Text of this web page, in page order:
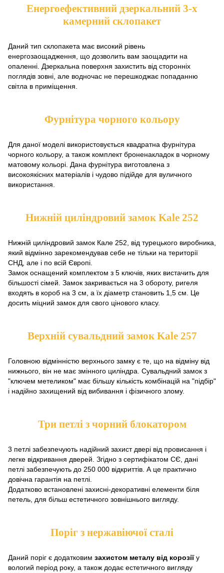
Енергоефективний дзеркальний 3-х
камерний склопакет
Даний тип склопакета має високий рівень
енергозаощадження, що дозволить вам заощадити на
опаленні. Дзеркальна поверхня захистить від сторонніх
поглядів зовні, але водночас не перешкоджає попаданню
світла в приміщення.
Фурнітура чорного кольору
Для даної моделі використовується квадратна фурнітура
чорного кольору, а також комплект броненакладок в чорному
матовому кольорі. Дана фурнітура виготовлена з
високоякісних матеріалів і чудово підійде для вуличного
використання.
Нижній циліндровий замок Kale 252
Нижній циліндровий замок Кале 252, від турецького виробника,
який відмінно зарекомендував себе не тільки на території
СНД, але і по всій Європі.
Замок оснащений комплектом з 5 ключів, яких вистачить для
більшості сімей. Замок закривається на 3 обороту, ригеля
входять в короб на 3 см, а їх діаметр становить 1,5 см. Це
досить міцний замок для свого цінового класу.
Верхній сувальдний замок Kale 257
Головною відмінністю верхнього замку є те, що на відміну від
нижнього, він не має змінного циліндра. Сувальдний замок з
"ключем метеликом" має більшу кількість комбінацій на "підбір"
і надійно захищений від вибивання і фізичного злому.
Три петлі з чорний блокатором
3 петлі забезпечують надійний захист двері від провисання і
легке відкривання дверей. Згідно з сертифікатом СЄ, дані
петлі забезпечують до 250 000 відкриттів. А це практично
довічна гарантія на петлі.
Додатково встановлені захисні-декоративні елементи біля
петель, для більш естетичного зовнішнього вигляду.
Поріг з нержавіючої сталі
Даний поріг є додатковим захистом металу від корозіїу
вологий період року, а також додає естетичного вигляду